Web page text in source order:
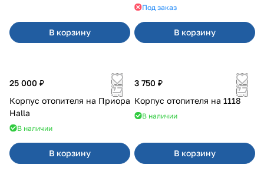
В корзину
Под заказ
В корзину
25 000 ₽
Корпус отопителя на Приора
Halla
В наличии
В корзину
3 750 ₽
Корпус отопителя на 1118
В наличии
В корзину